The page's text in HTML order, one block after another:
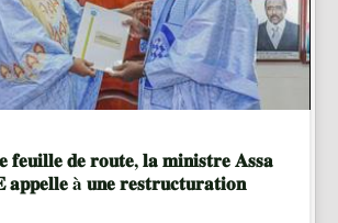
𝐝𝐞 𝐫𝐨𝐮𝐭𝐞, 𝐥𝐚 𝐦𝐢𝐧𝐢𝐬𝐭𝐫𝐞 𝐀𝐬𝐬𝐚
à 𝐮𝐧𝐞 𝐫𝐞𝐬𝐭𝐫𝐮𝐜𝐭𝐮𝐫𝐚𝐭𝐢𝐨𝐧